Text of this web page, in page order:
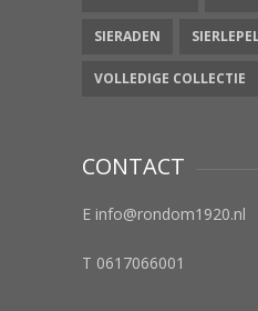
SIERADEN
VOLLEDIGE COLLECTIE
CONTACT
E info@rondom1920.nl
T 0617066001